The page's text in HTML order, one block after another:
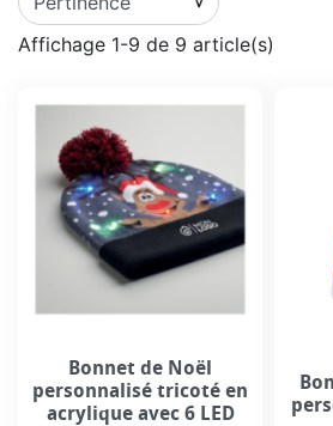
Affichage 1-9 de 9 article(s)
Bonnet de Noël
personnalisé tricoté en
acrylique avec 6 LED